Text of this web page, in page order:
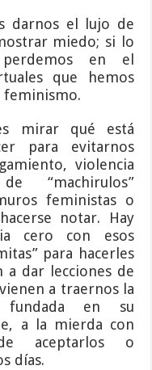
darnos el lujo de
miedo; si lo
perdemos en el
que hemos
feminismo.
mirar qué está
para evitarnos
violencia
“machirulos”
feministas o
notar. Hay
cero con esos
para hacerles
a dar lecciones de
a traernos la
fundada en su
a la mierda con
aceptarlos o
días.